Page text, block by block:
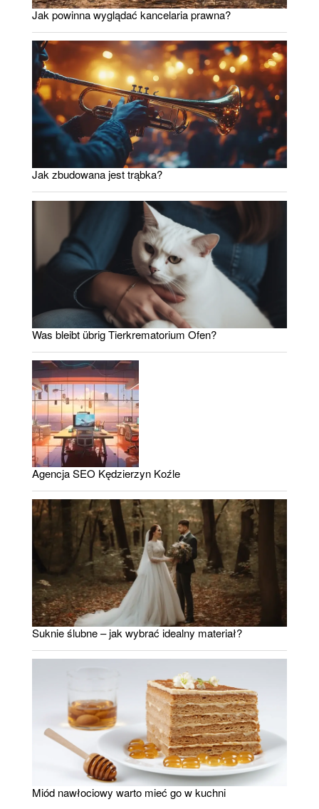
Jak powinna wyglądać kancelaria prawna?
Jak zbudowana jest trąbka?
Was bleibt übrig Tierkrematorium Ofen?
Agencja SEO Kędzierzyn Koźle
Suknie ślubne – jak wybrać idealny materiał?
Miód nawłociowy warto mieć go w kuchni